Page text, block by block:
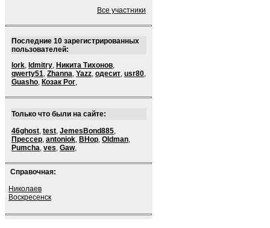
Все участники
Последние 10 зарегистрированных
пользователей:
lork, ldmitry, Никита Тихонов,
qwerty51, Zhanna, Yazz, одесит, usr80,
Guasho, Козак Рог,
Только что были на сайте:
46ghost, test, JemesBond885,
Прессер, antoniok, BHop, Oldman,
Pumcha, ves, Gaw,
Справочная:
Николаев
Воскресенск